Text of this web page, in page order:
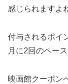
感じられますよ
付与されるポイ
月に2回のペー
映画館クーポン